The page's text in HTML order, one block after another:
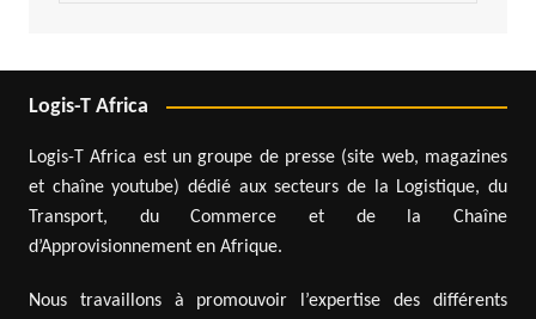
Logis-T Africa
Logis-T Africa est un groupe de presse (site web, magazines
et chaîne youtube) dédié aux secteurs de la Logistique, du
Transport, du Commerce et de la Chaîne
d’Approvisionnement en Afrique.
Nous travaillons à promouvoir l’expertise des différents